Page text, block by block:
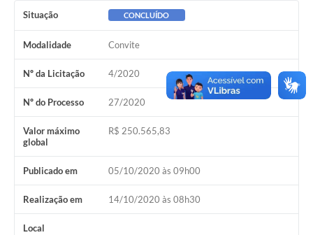
Situação CONCLUÍDO
Modalidade Convite
Nº da Licitação 4/2020
Nº do Processo 27/2020
Valor máximo
global
R$ 250.565,83
Publicado em 05/10/2020 às 09h00
Realização em 14/10/2020 às 08h30
Local